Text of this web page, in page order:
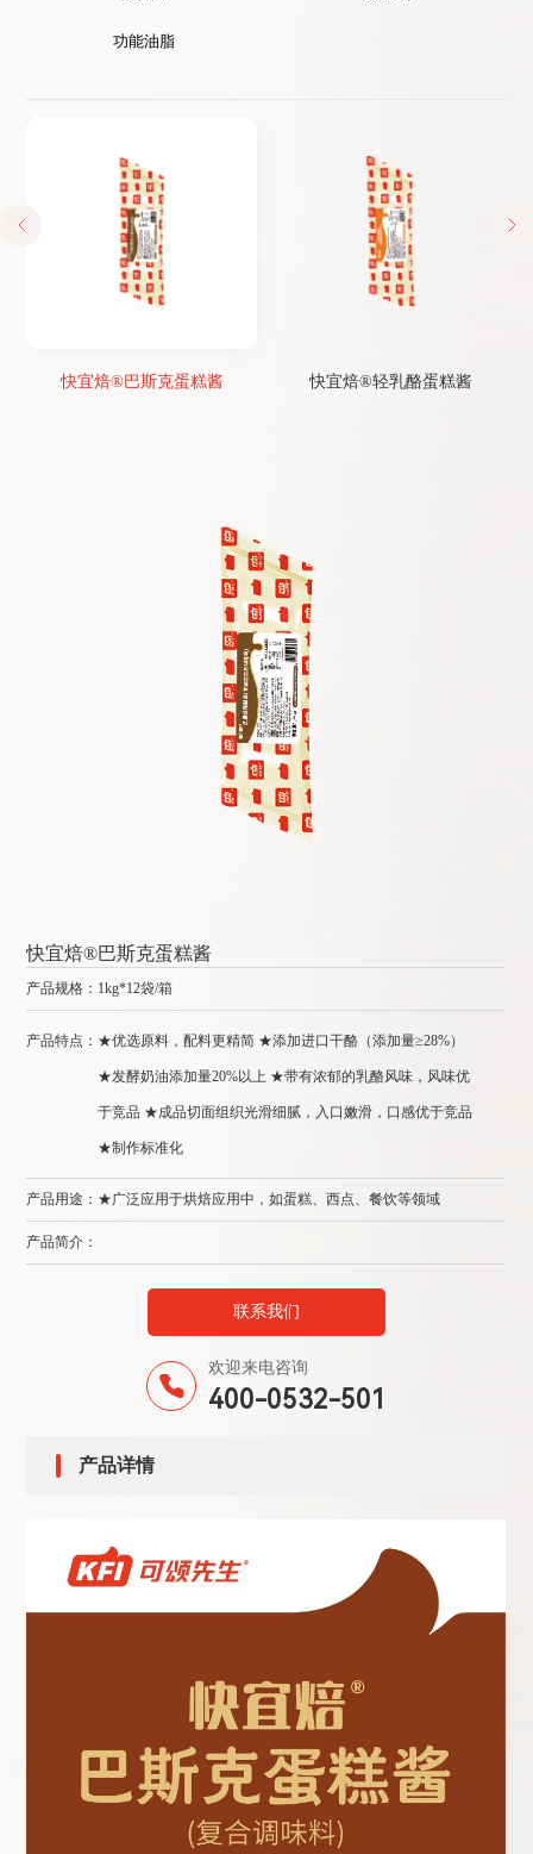
功能油脂
快宜焙®巴斯克蛋糕酱 快宜焙®轻乳酪蛋糕酱
快宜焙®巴斯克蛋糕酱
产品规格： 1kg*12袋/箱
产品特点： ★优选原料，配料更精简 ★添加进口干酪（添加量≥28%）
★发酵奶油添加量20%以上 ★带有浓郁的乳酪风味，风味优
于竞品 ★成品切面组织光滑细腻，入口嫩滑，口感优于竞品
★制作标准化
产品用途：★广泛应用于烘焙应用中，如蛋糕、西点、餐饮等领域
产品简介：
联系我们
欢迎来电咨询
400-0532-501
产品详情